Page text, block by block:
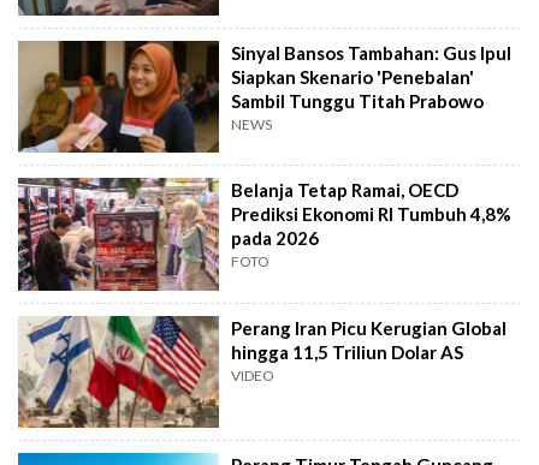
Sinyal Bansos Tambahan: Gus Ipul
Siapkan Skenario 'Penebalan'
Sambil Tunggu Titah Prabowo
NEWS
Belanja Tetap Ramai, OECD
Prediksi Ekonomi RI Tumbuh 4,8%
pada 2026
FOTO
Perang Iran Picu Kerugian Global
hingga 11,5 Triliun Dolar AS
VIDEO